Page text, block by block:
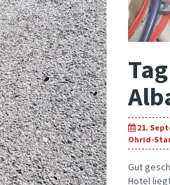
21.
Ohrid-
Gut
Hotel